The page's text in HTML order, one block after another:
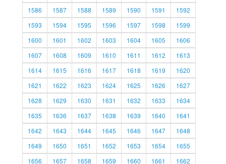
1586
1587 1588 1589 1590 1591
1592
1593
1594 1595 1596 1597 1598
1599
1600
1601 1602 1603 1604 1605
1606
1607
1608 1609 1610 1611 1612
1613
1614
1615 1616 1617 1618 1619
1620
1621
1622 1623 1624 1625 1626
1627
1628
1629 1630 1631 1632 1633
1634
1635
1636 1637 1638 1639 1640
1641
1642
1643 1644 1645 1646 1647
1648
1649
1650 1651 1652 1653 1654
1655
1656
1657 1658 1659 1660 1661
1662